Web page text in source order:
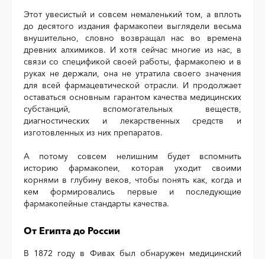
Этот увесистый и совсем немаленький том, а вплоть
до десятого издания фармакопеи выглядели весьма
внушительно, словно возвращал нас во времена
древних алхимиков. И хотя сейчас многие из нас, в
связи со спецификой своей работы, фармакопею и в
руках не держали, она не утратила своего значения
для всей фармацевтической отрасли. И продолжает
оставаться основным гарантом качества медицинских
субстанций, вспомогательных веществ,
диагностических и лекарственных средств и
изготовленных из них препаратов.
А потому совсем нелишним будет вспомнить
историю фармакопеи, которая уходит своими
корнями в глубину веков, чтобы понять как, когда и
кем формировались первые и последующие
фармакопейные стандарты качества.
От Египта до России
В 1872 году в Фивах был обнаружен медицинский